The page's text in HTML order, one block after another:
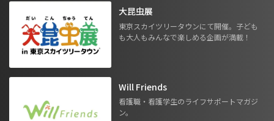
大昆虫展
東京スカイツリータウンにて開催。子ども
も大人もみんなで楽しめる企画が満載！
Will Friends
看護職・看護学生のライフサポートマガジ
ン。